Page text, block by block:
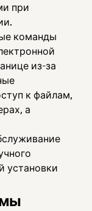
при
команды
из-за
к файлам,
а
установки